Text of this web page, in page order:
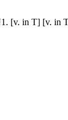
[v. in T] [v. in